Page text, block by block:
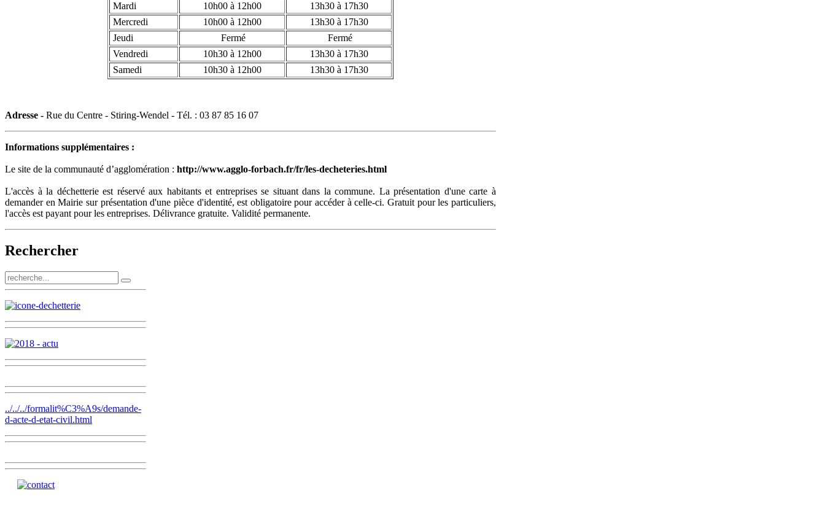
Mardi
10h00 à 12h00
13h30 à 17h30
Mercredi
10h00 à 12h00
13h30 à 17h30
Jeudi
Fermé
Fermé
Vendredi
10h30 à 12h00
13h30 à 17h30
Samedi
10h30 à 12h00 13h30 à 17h30
Adresse - Rue du Centre - Stiring-Wendel - Tél. : 03 87 85 16 07
Informations supplémentaires :
Le site de la communauté d’agglomération : http://www.agglo-forbach.fr/fr/les-decheteries.html
L'accès à la déchetterie est réservé aux habitants et entreprises se situant dans la commune. La présentation d'une carte à
demander en Mairie sur présentation d'une pièce d'identité, est obligatoire pour accéder à celle-ci. Gratuit pour les particuliers,
l'accès est payant pour les entreprises. Délivrance gratuite. Validité permanente.
Rechercher
../../../formalit%C3%A9s/demande-
d-acte-d-etat-civil.html